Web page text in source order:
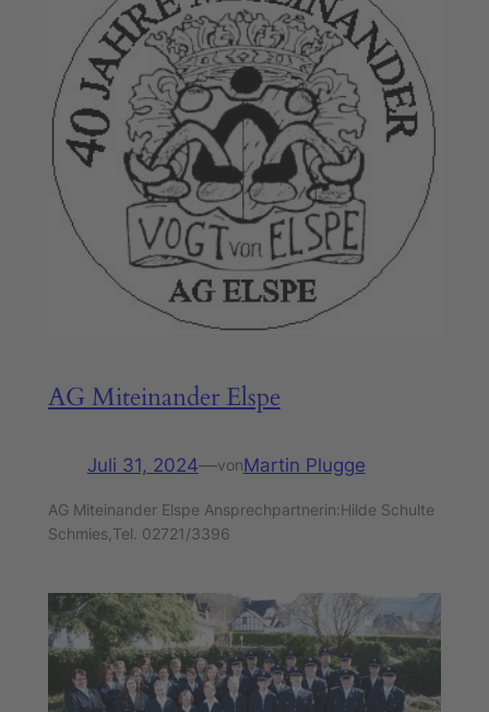
AG Miteinander Elspe
Juli 31, 2024—vonMartin Plugge
AG Miteinander Elspe Ansprechpartnerin:Hilde Schulte
Schmies,Tel. 02721/3396